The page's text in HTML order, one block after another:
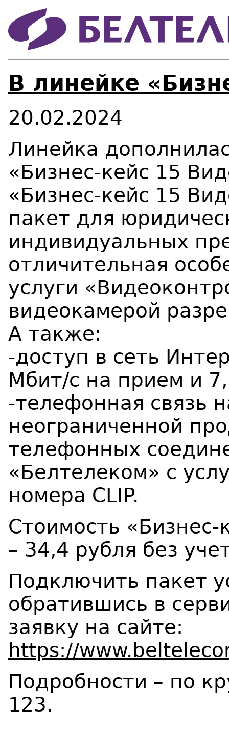
В линейке
20.02.2024
Линейка
«Бизнес-кейс 15
«Бизнес-кейс 15
пакет для
индивидуальных
отличительная
услуги
видеокамерой
А также:
-доступ в сеть
Мбит/с на прием и
-телефонная связь
неограниченной
телефонных
«Белтелеком» с
номера CLIP.
Стоимость
– 34,4 рубля без
Подключить пакет
обратившись в
заявку на сайте:
https://
Подробности – по
123.